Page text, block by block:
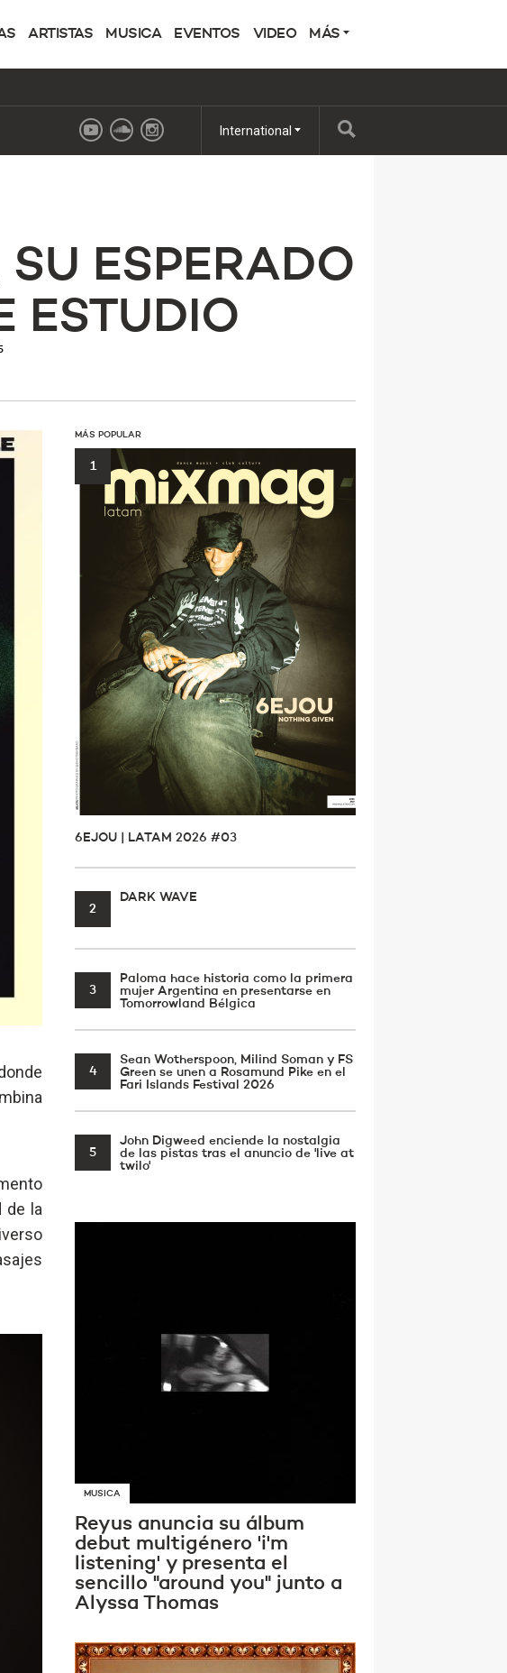
ARTISTAS MUSICA EVENTOS VIDEO MÁS
International
ESPERADO
ESTUDIO
de la
MÁS POPULAR
1
6EJOU | LATAM 2026 #03
2
DARK WAVE
3
Paloma hace historia como la primera
mujer Argentina en presentarse en
Tomorrowland Bélgica
4
Sean Wotherspoon, Milind Soman y FS
Green se unen a Rosamund Pike en el
Fari Islands Festival 2026
5
John Digweed enciende la nostalgia
de las pistas tras el anuncio de 'live at
twilo'
MUSICA
Reyus anuncia su álbum
debut multigénero 'i'm
listening' y presenta el
sencillo "around you" junto a
Alyssa Thomas